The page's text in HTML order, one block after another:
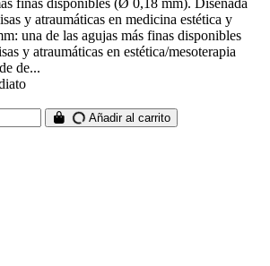
y atraumáticas en medicina estética y
una de las agujas más finas disponibles
y atraumáticas en estética/mesoterapia
de...
Añadir al carrito